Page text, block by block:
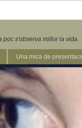
poc s'observa millor la vida.
Una mica de